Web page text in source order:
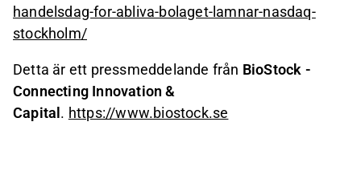
handelsdag-for-abliva-bolaget-lamnar-nasdaq-
stockholm/
Detta är ett pressmeddelande från BioStock -
Connecting Innovation &
Capital . https://www.biostock.se